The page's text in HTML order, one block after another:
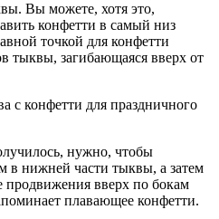
Вы можете, хотя это,
конфетти в самый низ
точкой для конфетти
тыквы, загибающаяся вверх от
нужно, чтобы
в нижней части тыквы, а затем
продвижения вверх по бокам
плавающее конфетти.